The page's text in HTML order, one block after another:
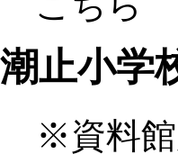
潮止小学
※資料